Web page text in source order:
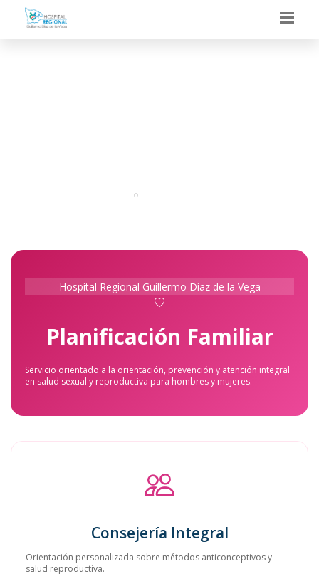
Hospital Regional Guillermo Díaz de la Vega
Planificación Familiar
Servicio orientado a la orientación, prevención y atención integral
en salud sexual y reproductiva para hombres y mujeres.
Consejería Integral
Orientación personalizada sobre métodos anticonceptivos y
salud reproductiva.